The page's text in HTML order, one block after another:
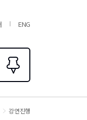
ENG
겨찾기0
강연진행